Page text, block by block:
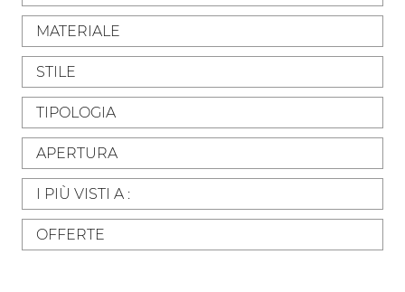
MATERIALE
STILE
TIPOLOGIA
APERTURA
I PIÙ VISTI A :
OFFERTE